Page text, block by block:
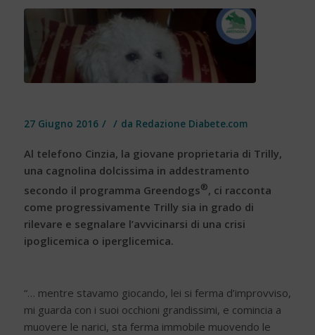
27 Giugno 2016 / / da Redazione Diabete.com
Al telefono Cinzia, la giovane proprietaria di Trilly,
una cagnolina dolcissima in addestramento
secondo il programma Greendogs®, ci racconta
come progressivamente Trilly sia in grado di
rilevare e segnalare l’avvicinarsi di una crisi
ipoglicemica o iperglicemica.
“… mentre stavamo giocando, lei si ferma d’improvviso,
mi guarda con i suoi occhioni grandissimi, e comincia a
muovere le narici, sta ferma immobile muovendo le